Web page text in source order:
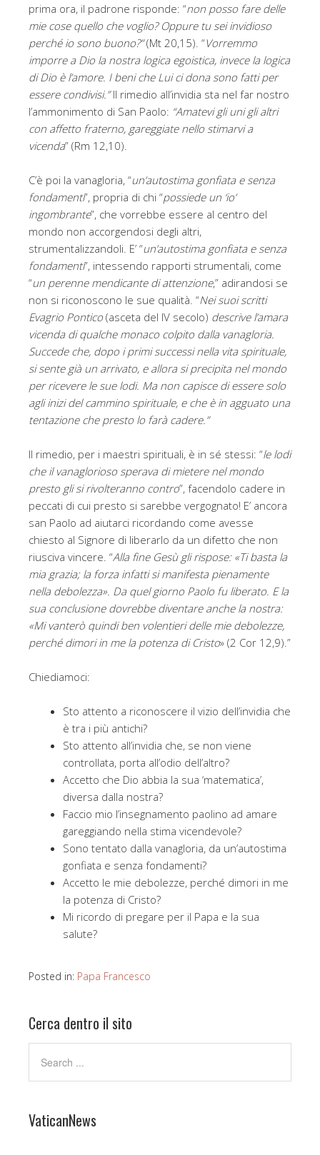
prima ora, il padrone risponde: “non posso fare delle
mie cose quello che voglio? Oppure tu sei invidioso
perché io sono buono?”(Mt 20,15). “Vorremmo
imporre a Dio la nostra logica egoistica, invece la logica
di Dio è l’amore. I beni che Lui ci dona sono fatti per
essere condivisi.”Il rimedio all’invidia sta nel far nostro
l’ammonimento di San Paolo: “Amatevi gli uni gli altri
con affetto fraterno, gareggiate nello stimarvi a
vicenda” (Rm 12,10).
C’è poi la vanagloria, “un’autostima gonfiata e senza
fondamenti”, propria di chi “possiede un ‘io’
ingombrante”, che vorrebbe essere al centro del
mondo non accorgendosi degli altri,
strumentalizzandoli. E’ “un’autostima gonfiata e senza
fondamenti”, intessendo rapporti strumentali, come
“un perenne mendicante di attenzione,” adirandosi se
non si riconoscono le sue qualità. “Nei suoi scritti
Evagrio Pontico (asceta del IV secolo) descrive l’amara
vicenda di qualche monaco colpito dalla vanagloria.
Succede che, dopo i primi successi nella vita spirituale,
si sente già un arrivato, e allora si precipita nel mondo
per ricevere le sue lodi. Ma non capisce di essere solo
agli inizi del cammino spirituale, e che è in agguato una
tentazione che presto lo farà cadere.”
Il rimedio, per i maestri spirituali, è in sé stessi: “le lodi
che il vanaglorioso sperava di mietere nel mondo
presto gli si rivolteranno contro”, facendolo cadere in
peccati di cui presto si sarebbe vergognato! E’ ancora
san Paolo ad aiutarci ricordando come avesse
chiesto al Signore di liberarlo da un difetto che non
riusciva vincere. “Alla fine Gesù gli rispose: «Ti basta la
mia grazia; la forza infatti si manifesta pienamente
nella debolezza». Da quel giorno Paolo fu liberato. E la
sua conclusione dovrebbe diventare anche la nostra:
«Mi vanterò quindi ben volentieri delle mie debolezze,
perché dimori in me la potenza di Cristo» (2 Cor 12,9).”
Chiediamoci:
Sto attento a riconoscere il vizio dell’invidia che
è tra i più antichi?
Sto attento all’invidia che, se non viene
controllata, porta all’odio dell’altro?
Accetto che Dio abbia la sua ‘matematica’,
diversa dalla nostra?
Faccio mio l’insegnamento paolino ad amare
gareggiando nella stima vicendevole?
Sono tentato dalla vanagloria, da un’autostima
gonfiata e senza fondamenti?
Accetto le mie debolezze, perché dimori in me
la potenza di Cristo?
Mi ricordo di pregare per il Papa e la sua
salute?
Posted in: Papa Francesco
Cerca dentro il sito
VaticanNews